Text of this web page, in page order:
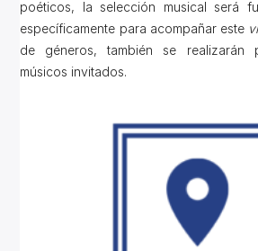
poéticos, la selección musical será
específicamente para acompañar este
de géneros, también se realizarán
músicos invitados.